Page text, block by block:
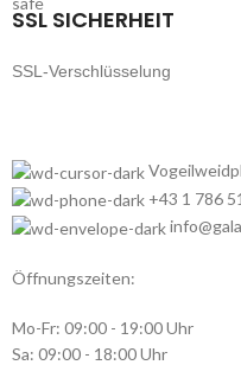
SSL SICHERHEIT
SSL-Verschlüsselung
+43 1 786
Öffnungszeiten:
Mo-Fr: 09:00 - 19:00 Uhr
Sa: 09:00 - 18:00 Uhr